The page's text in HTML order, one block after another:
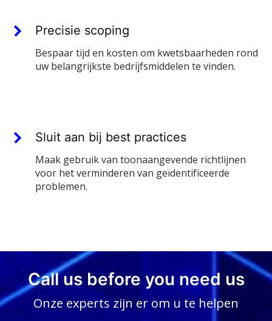
Precisie scoping
Bespaar tijd en kosten om kwetsbaarheden rond
uw belangrijkste bedrijfsmiddelen te vinden.
Sluit aan bij best practices
Maak gebruik van toonaangevende richtlijnen
voor het verminderen van geïdentificeerde
problemen.
Call us before you need us
Onze experts zijn er om u te helpen